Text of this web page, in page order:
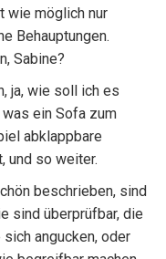
wie möglich nur
Behauptungen.
Sabine?
ja, wie soll ich es
ein Sofa zum
abklappbare
und so weiter.
beschrieben, sind
sind überprüfbar, die
angucken, oder